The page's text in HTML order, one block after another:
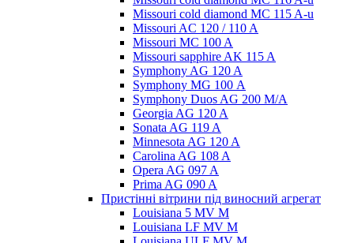
Missouri cold diamond MC 115 A-u
Missouri AC 120 / 110 A
Missouri MC 100 A
Missouri sapphire AK 115 A
Symphony AG 120 A
Symphony MG 100 А
Symphony Duos AG 200 M/A
Georgia AG 120 A
Sonata AG 119 A
Minnesota AG 120 A
Carolina AG 108 A
Opera AG 097 A
Prima AG 090 A
Пристінні вітрини під виносний агрегат
Louisiana 5 MV M
Louisiana LF MV M